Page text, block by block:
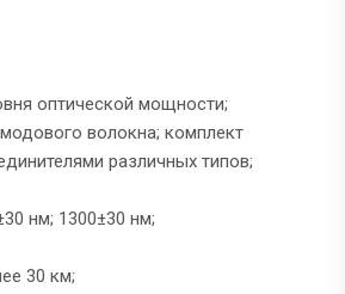
оптической мощности;
волокна; комплект
различных типов;
нм; 1300±30 нм;
30 км;